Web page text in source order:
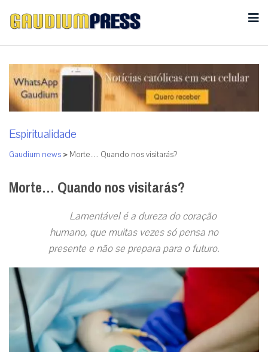
Espiritualidade
Gaudium news > Morte… Quando nos visitarás?
Morte… Quando nos visitarás?
Lamentável é a dureza do coração
humano, que muitas vezes só pensa no
presente e não se prepara para o futuro.